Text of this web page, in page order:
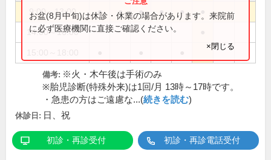
9:00～13:00 ● ● ● ● ●
14:00～16:00
お盆(8月中旬)は休診・休業の場合があります。来院前
に必ず医療機関に直接ご確認ください。
×閉じる
備考: ※火・木午後は手術のみ
※胎児診断(特殊外来)は1回/月 13時～17時です。
・急患の方はご遠慮な...(続きを読む)
休診日: 日、祝
初診・再診受付 初診・再診電話受付